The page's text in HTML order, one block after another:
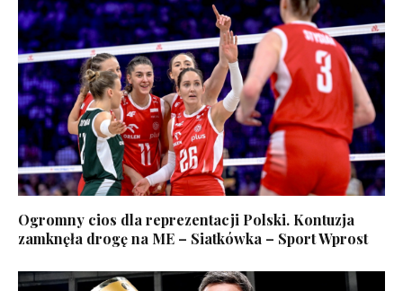
Ogromny cios dla reprezentacji Polski. Kontuzja
zamknęła drogę na ME – Siatkówka – Sport Wprost